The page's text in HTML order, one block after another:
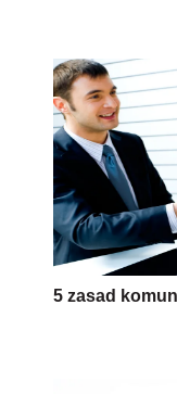
5 zasad